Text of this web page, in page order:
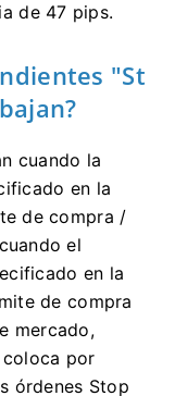
de 47 pips.
"St
cuando la
en la
de compra /
el
en la
de compra
mercado,
por
órdenes Stop